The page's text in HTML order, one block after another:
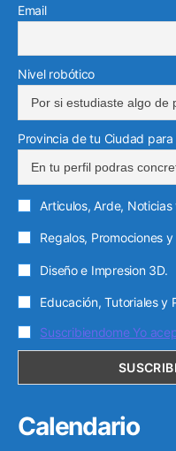
Email
Nivel robótico
Provincia de tu Ciudad para
Articulos, Arde, Noticias
Regalos, Promociones
Diseño e Impresion 3D.
Educación, Tutoriales y
Suscribiendome Yo
Calendario